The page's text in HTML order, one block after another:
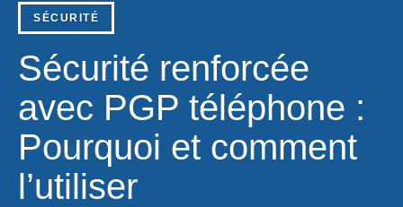
SÉCURITÉ
Sécurité renforcée
avec PGP téléphone :
Pourquoi et comment
l’utiliser